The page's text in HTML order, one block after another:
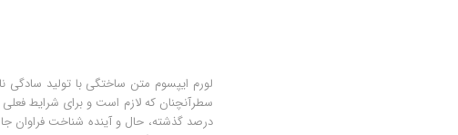
لورم ایپسوم متن ساختگی با تولید سادگی
سطرآنچنان که لازم است و برای شرایط
درصد گذشته، حال و آینده شناخت فراوان